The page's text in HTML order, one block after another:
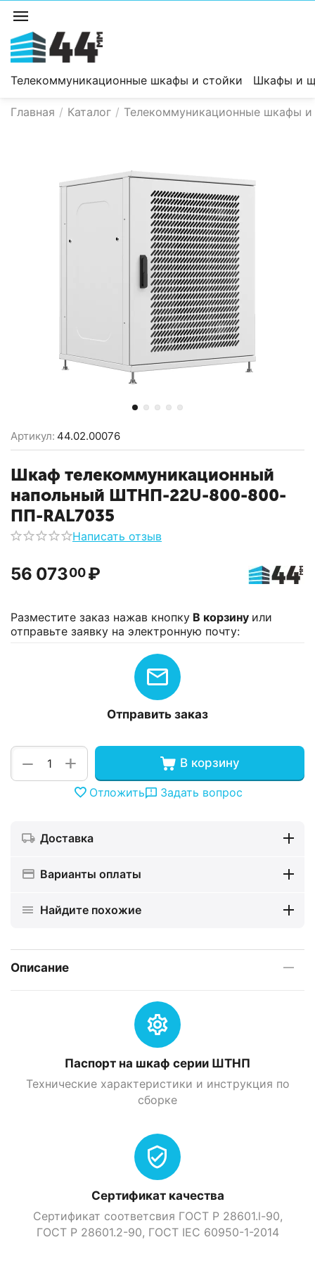
Телекоммуникационные шкафы и стойки Шкафы и
Главная / Каталог / Телекоммуникационные шкафы и
Артикул: 44.02.00076
Шкаф телекоммуникационный
напольный ШТНП-22U-800-800-
ПП-RAL7035
Написать отзыв
56 07300 ₽
Разместите заказ нажав кнопку В корзину или
отправьте заявку на электронную почту:
Отправить заказ
+
− В корзину
Отложить Задать вопрос
Доставка
Варианты оплаты
Найдите похожие
Описание
Паспорт на шкаф серии ШТНП
Технические характеристики и инструкция по
сборке
Сертификат качества
Сертификат соответсвия ГОСТ Р 28601.l-90,
ГОСТ Р 28601.2-90, ГOСТ IEC 60950-1-2014